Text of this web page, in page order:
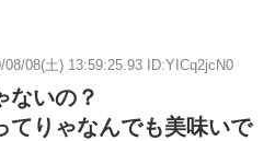
08/08(土) 13:59:25.93 ID:YICq2jcN0
ないの？
てりゃなんでも美味いで